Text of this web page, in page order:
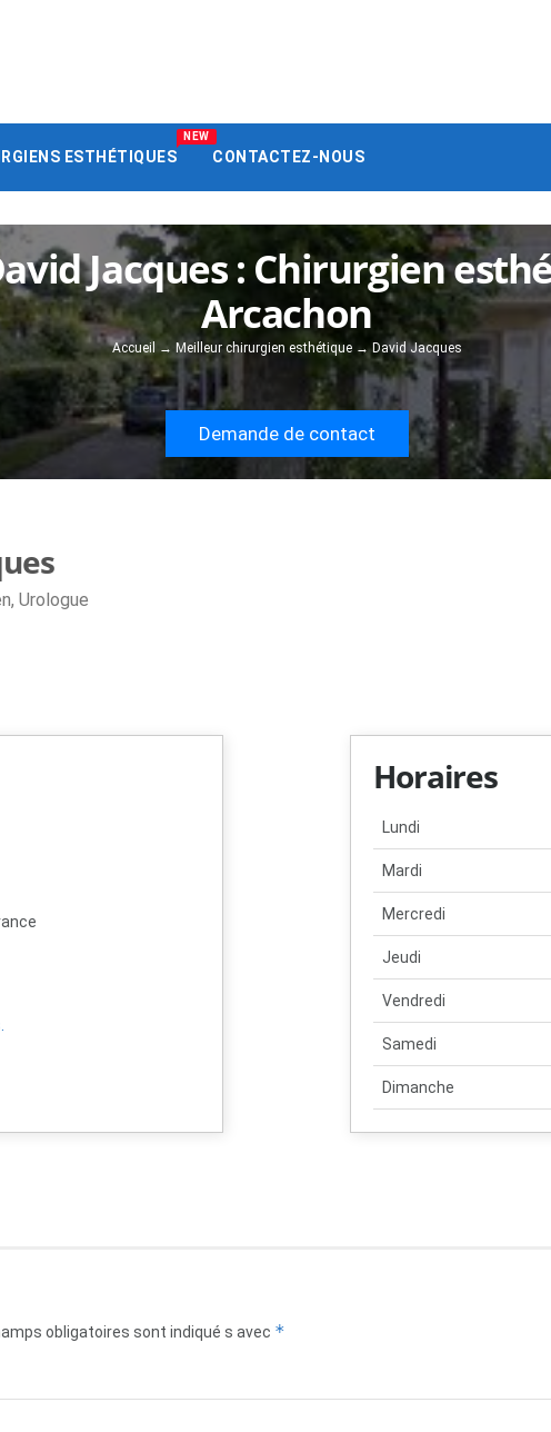
ESTHÉTIQUES
NEW
CONTACTEZ-NOUS
Jacques : Chirurgien
Arcachon
Accueil → Meilleur chirurgien esthétique→ David Jacques
Demande de contact
Urologue
Horaires
Lundi
Mardi
Mercredi
Jeudi
Vendredi
Samedi
Dimanche
obligatoires sont indiqué s avec *